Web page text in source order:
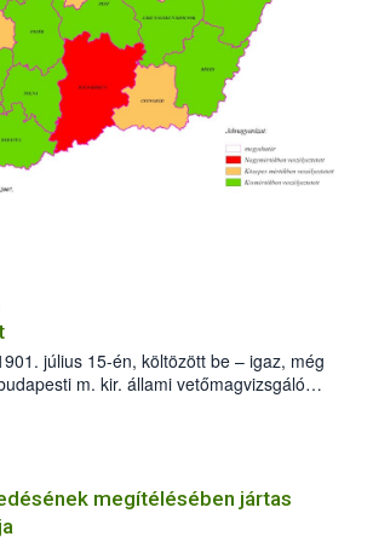
július 15-én, költözött be – igaz, még
m. kir. állami vetőmagvizsgáló
utca 15. szám alatti, Czigler Győző által
megítélésében jártas